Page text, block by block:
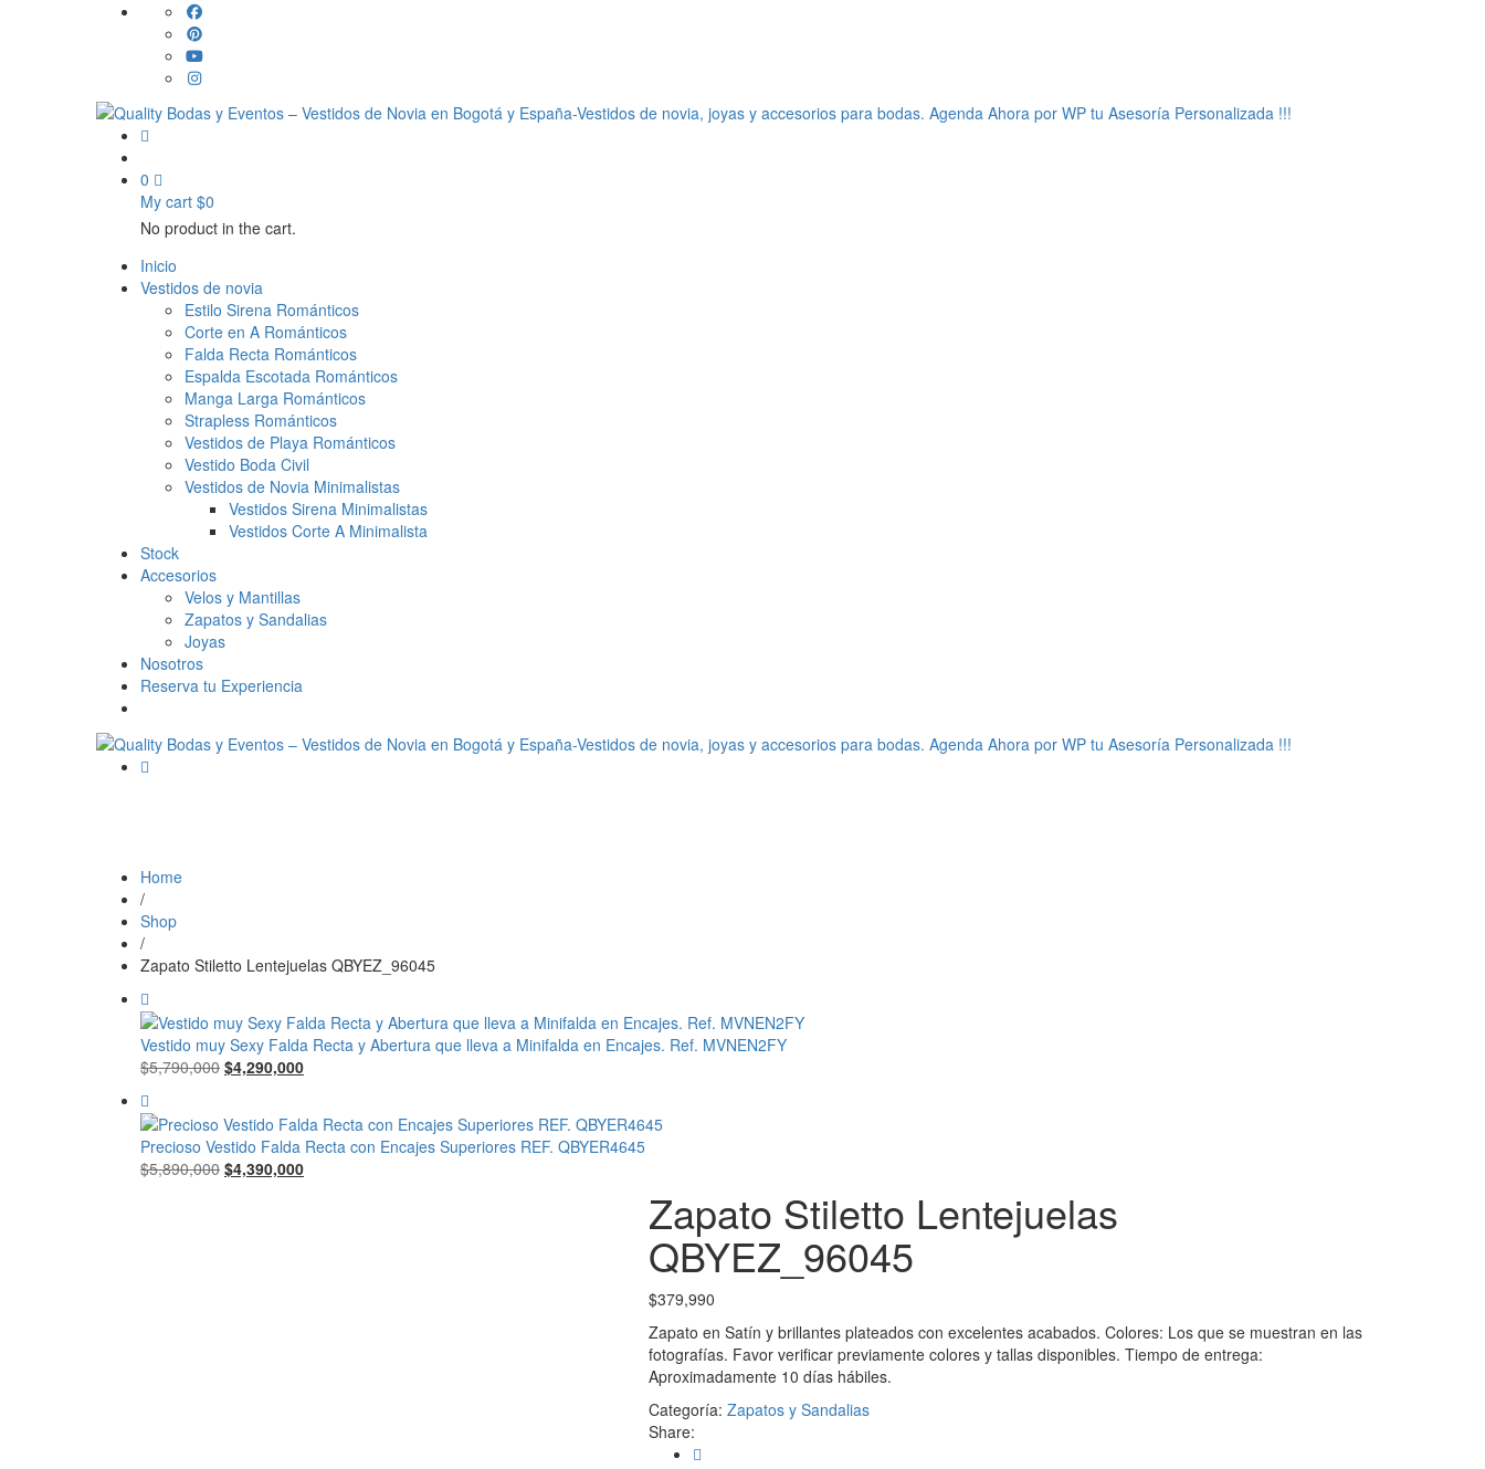
0
My cart $0
No product in the cart.
Inicio
Vestidos de novia
Estilo Sirena Románticos
Corte en A Románticos
Falda Recta Románticos
Espalda Escotada Románticos
Manga Larga Románticos
Strapless Románticos
Vestidos de Playa Románticos
Vestido Boda Civil
Vestidos de Novia Minimalistas
Vestidos Sirena Minimalistas
Vestidos Corte A Minimalista
Stock
Accesorios
Velos y Mantillas
Zapatos y Sandalias
Joyas
Nosotros
Reserva tu Experiencia
Home
/
Shop
/
Zapato Stiletto Lentejuelas QBYEZ_96045
Vestido muy Sexy Falda Recta y Abertura que lleva a Minifalda en Encajes. Ref. MVNEN2FY
$5,790,000 El
era:
$5,790,000.
$4,290,000El
es:
$4,290,000.
Precioso Vestido Falda Recta con Encajes Superiores REF. QBYER4645
$5,890,000 El
$4,390,000El
Zapato Stiletto Lentejuelas
QBYEZ_96045
$379,990
Zapato en Satín y brillantes plateados con excelentes acabados. Colores: Los que se muestran en las
fotografías. Favor verificar previamente colores y tallas disponibles. Tiempo de entrega:
Aproximadamente 10 días hábiles.
Categoría: Zapatos y Sandalias
Share: